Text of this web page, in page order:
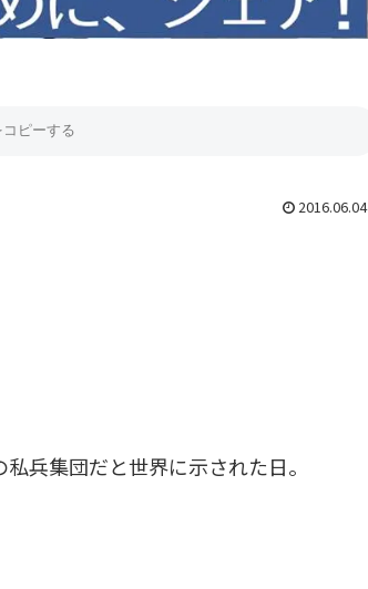
2016.06.04
兵集団だと世界に示された日。